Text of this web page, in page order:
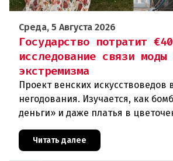
Среда, 5 Августа 2026
Государство потратит
исследование связи
экстремизма
Проект венских искусствоведов
негодования. Изучается, как
деньги» и даже платья в
ответа от министра наук
Читать далее